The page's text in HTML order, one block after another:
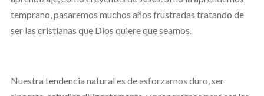
temprano, pasaremos muchos años frustradas tratando de
ser las cristianas que Dios quiere que seamos.
Nuestra tendencia natural es de esforzarnos duro, ser